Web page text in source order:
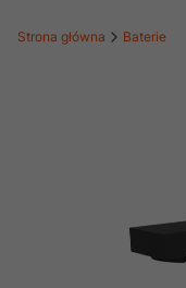
Strona główna Baterie